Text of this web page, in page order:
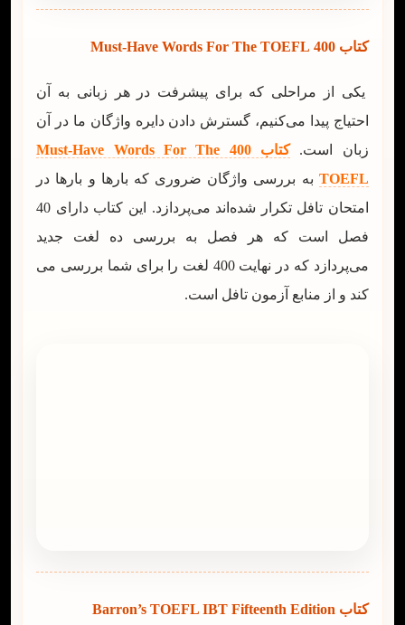
کتاب 400 Must-Have Words For The TOEFL
یکی از مراحلی که برای پیشرفت در هر زبانی به آن
احتیاج پیدا می‌کنیم، گسترش دادن دایره واژگان ما در آن
زبان است.
کتاب 400 Must-Have Words For The
TOEFL به بررسی واژگان ضروری که بارها و بارها در
امتحان تافل تکرار شده‌اند می‌پردازد. این کتاب دارای 40
فصل است که هر فصل به بررسی ده لغت جدید
می‌پردازد که در نهایت 400 لغت را برای شما بررسی می
کند و از منابع آزمون تافل است.
کتاب Barron’s TOEFL IBT Fifteenth Edition